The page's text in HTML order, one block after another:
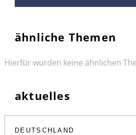
ähnliche Themen
Hierfür wurden keine ähnlichen
aktuelles
DEUTSCHLAND